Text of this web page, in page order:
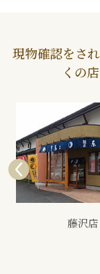
現物確認をさ
くの
全国お取り扱